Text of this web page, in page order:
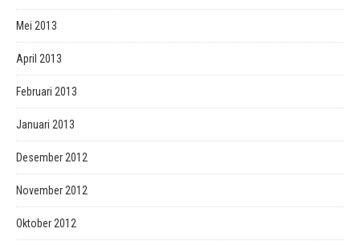
Mei 2013
April 2013
Februari 2013
Januari 2013
Desember 2012
November 2012
Oktober 2012